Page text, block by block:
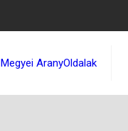
Megyei AranyOldalak